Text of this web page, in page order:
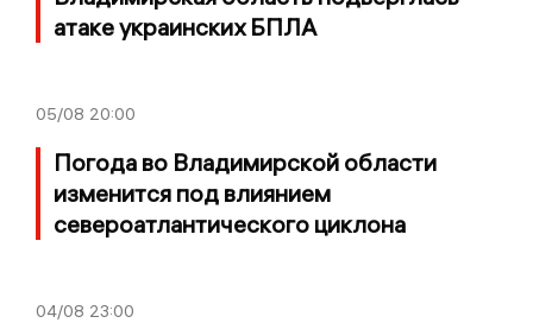
атаке украинских БПЛА
05/08 20:00
Погода во Владимирской области
изменится под влиянием
североатлантического циклона
04/08 23:00